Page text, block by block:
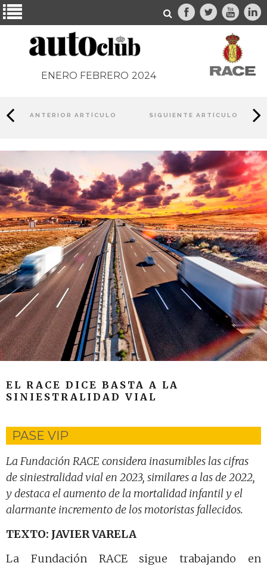
ENERO FEBRERO 2024
ANTERIOR ARTÍCULO SIGUIENTE ARTÍCULO
EL RACE DICE BASTA A LA
SINIESTRALIDAD VIAL
PASE VIP
La Fundación RACE considera inasumibles las cifras
de siniestralidad vial en 2023, similares a las de 2022,
y destaca el aumento de la mortalidad infantil y el
alarmante incremento de los motoristas fallecidos.
TEXTO: JAVIER VARELA
La Fundación RACE sigue trabajando en